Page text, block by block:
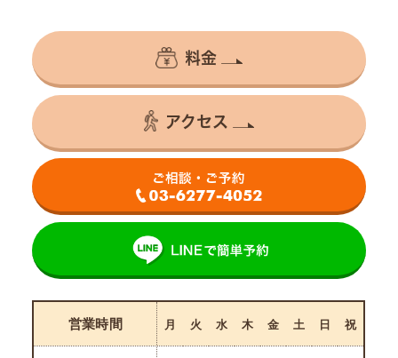
料金
アクセス
営業時間 月 火 水 木 金 土 日 祝